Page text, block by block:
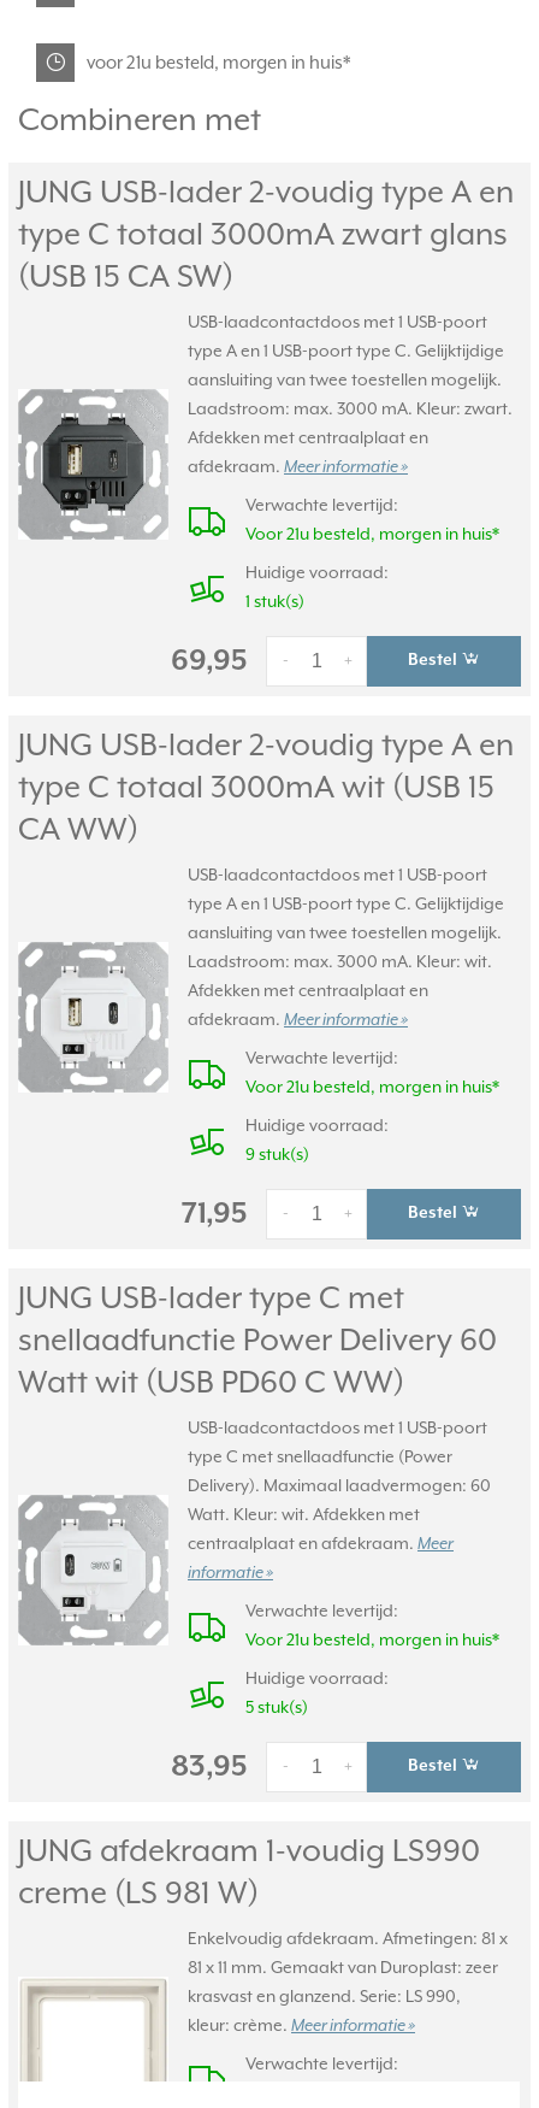
voor 21u besteld, morgen in huis*
Combineren met
JUNG USB-lader 2-voudig type A en
type C totaal 3000mA zwart glans
(USB 15 CA SW)
USB-laadcontactdoos met 1 USB-poort
type A en 1 USB-poort type C. Gelijktijdige
aansluiting van twee toestellen mogelijk.
Laadstroom: max. 3000 mA. Kleur: zwart.
Afdekken met centraalplaat en
afdekraam. Meer informatie »
Verwachte levertijd:
Voor 21u besteld, morgen in huis*
Huidige voorraad:
1 stuk(s)
69,95 +
- Bestel
JUNG USB-lader 2-voudig type A en
type C totaal 3000mA wit (USB 15
CA WW)
USB-laadcontactdoos met 1 USB-poort
type A en 1 USB-poort type C. Gelijktijdige
aansluiting van twee toestellen mogelijk.
Laadstroom: max. 3000 mA. Kleur: wit.
Afdekken met centraalplaat en
afdekraam. Meer informatie »
Verwachte levertijd:
Voor 21u besteld, morgen in huis*
Huidige voorraad:
9 stuk(s)
71,95 +
- Bestel
JUNG USB-lader type C met
snellaadfunctie Power Delivery 60
Watt wit (USB PD60 C WW)
USB-laadcontactdoos met 1 USB-poort
type C met snellaadfunctie (Power
Delivery). Maximaal laadvermogen: 60
Watt. Kleur: wit. Afdekken met
centraalplaat en afdekraam. Meer
informatie »
Verwachte levertijd:
Voor 21u besteld, morgen in huis*
Huidige voorraad:
5 stuk(s)
83,95 +
- Bestel
JUNG afdekraam 1-voudig LS990
creme (LS 981 W)
Enkelvoudig afdekraam. Afmetingen: 81 x
81 x 11 mm. Gemaakt van Duroplast: zeer
krasvast en glanzend. Serie: LS 990,
kleur: crème. Meer informatie »
Verwachte levertijd: